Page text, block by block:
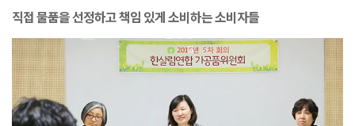
직접 물품을 선정하고 책임 있게 소비하는 소비자들